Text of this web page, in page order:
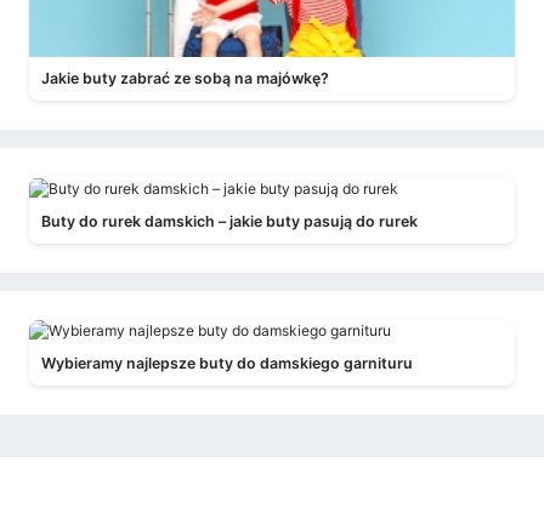
Jakie buty zabrać ze sobą na majówkę?
Buty do rurek damskich – jakie buty pasują do rurek
Wybieramy najlepsze buty do damskiego garnituru